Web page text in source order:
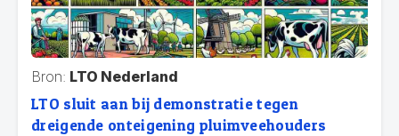
Bron: LTO Nederland
LTO sluit aan bij demonstratie tegen
dreigende onteigening pluimveehouders